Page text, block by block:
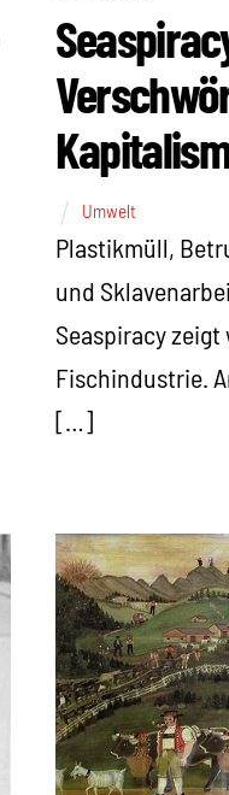
Umwelt
Plastikmüll,
und
Seaspiracy
Fischindustrie.
[…]